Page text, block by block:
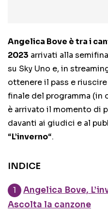
Angelica Bove è tra i
2023 arrivati alla
su Sky Uno e, in
ottenere il pass e
finale del programma (in
è arrivato il momento di
davanti ai giudici e al
“L’inverno“.
INDICE
Angelica Bove,
Ascolta la canzone